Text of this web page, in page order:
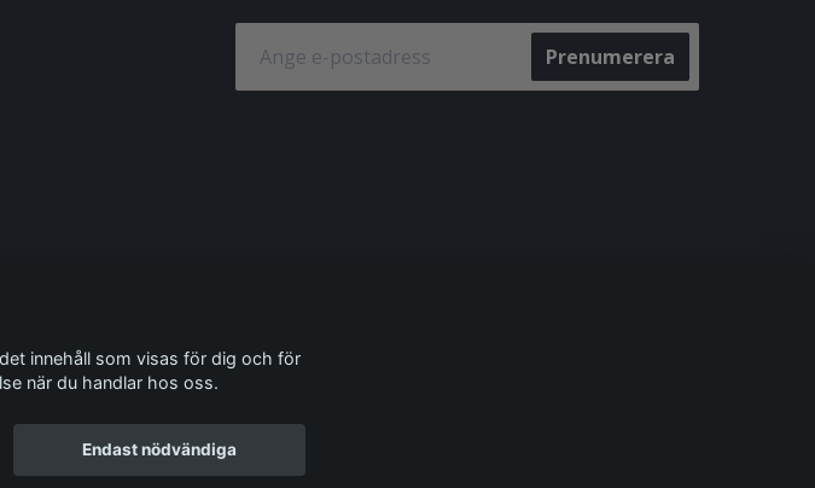
Prenumerera
Barnbutik
innehåll som visas för dig och för
när du handlar hos oss.
Endast nödvändiga